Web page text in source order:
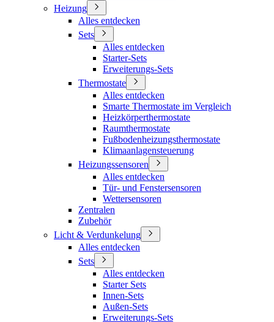
Heizung
Alles entdecken
Sets
Alles entdecken
Starter-Sets
Erweiterungs-Sets
Thermostate
Alles entdecken
Smarte Thermostate im Vergleich
Heizkörperthermostate
Raumthermostate
Fußbodenheizungsthermostate
Klimaanlagensteuerung
Heizungssensoren
Alles entdecken
Tür- und Fenstersensoren
Wettersensoren
Zentralen
Zubehör
Licht & Verdunkelung
Alles entdecken
Sets
Alles entdecken
Starter Sets
Innen-Sets
Außen-Sets
Erweiterungs-Sets